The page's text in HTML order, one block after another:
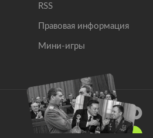
RSS
Правовая информация
Мини-игры